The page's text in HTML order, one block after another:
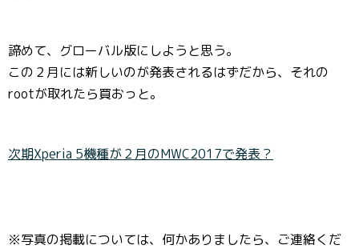
諦めて、グローバル版にしようと思う。
この２月には新しいのが発表されるはずだから、それの
rootが取れたら買おっと。
次期Xperia 5機種が２月のMWC2017で発表？
※写真の掲載については、何かありましたら、ご連絡くだ